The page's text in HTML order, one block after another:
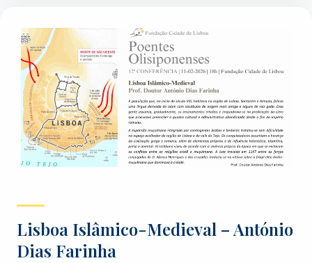
Lisboa Islâmico-Medieval – António
Dias Farinha